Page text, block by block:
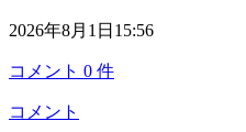
2026年8月1日15:56
コメント 0 件
コメント